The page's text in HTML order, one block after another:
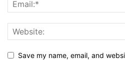
Save my name, email, and